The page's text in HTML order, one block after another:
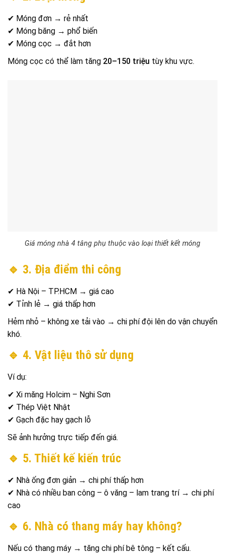
✔ Móng đơn → rẻ nhất
✔ Móng băng → phổ biến
✔ Móng cọc → đắt hơn
Móng cọc có thể làm tăng 20–150 triệu tùy khu vực.
Giá móng nhà 4 tâng phụ thuộc vào loại thiết kết móng
🔹 3. Địa điểm thi công
✔ Hà Nội – TP.HCM → giá cao
✔ Tỉnh lẻ → giá thấp hơn
Hẻm nhỏ – không xe tải vào → chi phí đội lên do vận chuyển
khó.
🔹 4. Vật liệu thô sử dụng
Ví dụ:
✔ Xi măng Holcim – Nghi Sơn
✔ Thép Việt Nhật
✔ Gạch đặc hay gạch lỗ
Sẽ ảnh hưởng trực tiếp đến giá.
🔹 5. Thiết kế kiến trúc
✔ Nhà ống đơn giản → chi phí thấp hơn
✔ Nhà có nhiều ban công – ô văng – lam trang trí → chi phí
cao
🔹 6. Nhà có thang máy hay không?
Nếu có thang máy → tăng chi phí bê tông – kết cấu.